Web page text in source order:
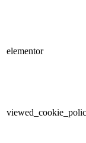
elementor